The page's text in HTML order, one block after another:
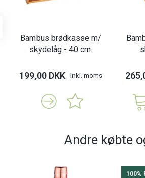
Bambus brødkasse m/
skydelåg - 40 cm.
199,00 DKK Inkl. moms
Andre købte
100%